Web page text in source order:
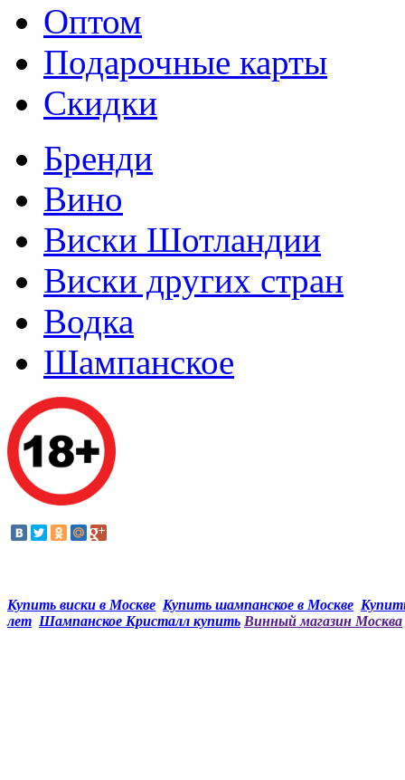
Оптом
Подарочные карты
Скидки
Бренди
Вино
Виски Шотландии
Виски других стран
Водка
Шампанское
Купить виски в Москве Купить шампанское в Москве
лет Шампанское Кристалл купить Винный магазин Москва